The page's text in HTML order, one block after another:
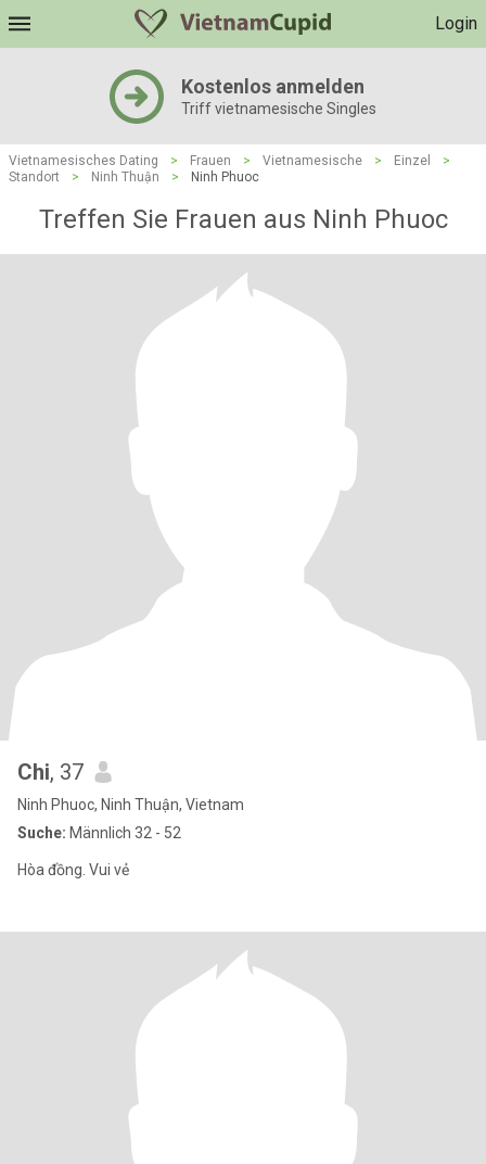
Login
Kostenlos anmelden
Triff vietnamesische Singles
Vietnamesisches Dating > Frauen > Vietnamesische > Einzel
>
Standort
> Ninh Thuận > Ninh Phuoc
Treffen Sie Frauen aus Ninh Phuoc
Chi, 37
Ninh Phuoc, Ninh Thuận, Vietnam
Suche: Männlich 32 - 52
Hòa đồng. Vui vẻ